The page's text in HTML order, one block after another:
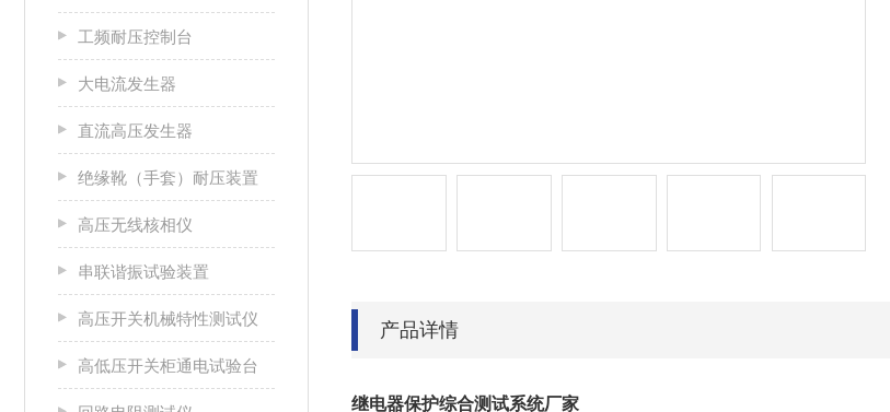
工频耐压控制台
大电流发生器
直流高压发生器
绝缘靴（手套）耐压装置
高压无线核相仪
串联谐振试验装置
高压开关机械特性测试仪
高低压开关柜通电试验台
产品详情
继电器保护综合测试系统厂家